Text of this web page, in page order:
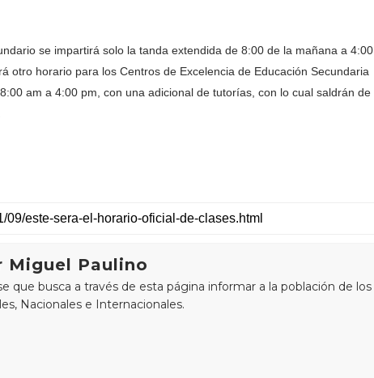
se impartirá solo la tanda extendida de 8:00 de la mañana a 4:00
otro horario para los Centros de Excelencia de Educación Secundaria
am a 4:00 pm, con una adicional de tutorías, con lo cual saldrán de
Miguel Paulino
que busca a través de esta página informar a la población de los
Nacionales e Internacionales.